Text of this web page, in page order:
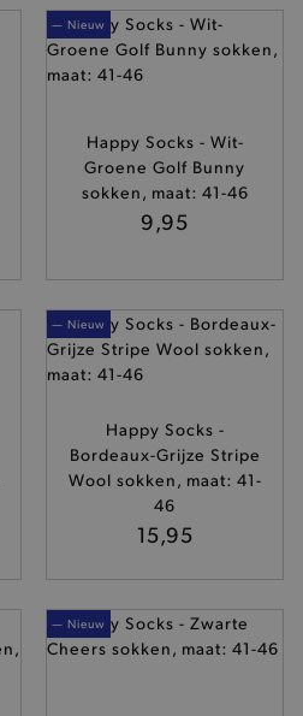
— Nieuw
Happy Socks - Wit-
Groene Golf Bunny
sokken, maat: 41-46
9,95
— Nieuw
Happy Socks -
Bordeaux-Grijze Stripe
Wool sokken, maat: 41-
46
15,95
— Nieuw